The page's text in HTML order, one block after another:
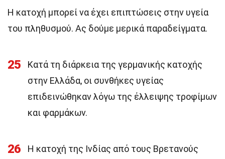
Η κατοχή μπορεί να έχει επιπτώσεις στην υγεία
του πληθυσμού. Ας δούμε μερικά παραδείγματα.
25
Κατά τη διάρκεια της γερμανικής κατοχής
στην Ελλάδα, οι συνθήκες υγείας
επιδεινώθηκαν λόγω της έλλειψης τροφίμων
και φαρμάκων.
26
Η κατοχή της Ινδίας από τους Βρετανούς